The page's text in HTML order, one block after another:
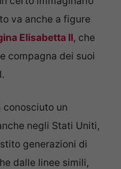
va anche a figure
Elisabetta II, che
compagna dei suoi
conosciuto un
negli Stati Uniti,
generazioni di
dalle linee simili,